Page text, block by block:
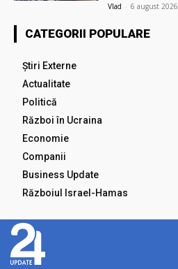
Vlad - 6 august 2026
CATEGORII POPULARE
Știri Externe
Actualitate
Politică
Război în Ucraina
Economie
Companii
Business Update
Războiul Israel-Hamas